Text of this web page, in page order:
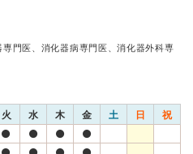
門医、消化器病専門医、消化器外科専
火 水 木 金 土 日 祝